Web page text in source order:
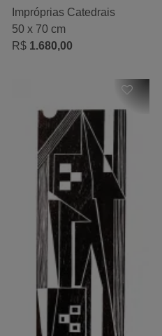
Impróprias Catedrais
50 x 70 cm
R$ 1.680,00